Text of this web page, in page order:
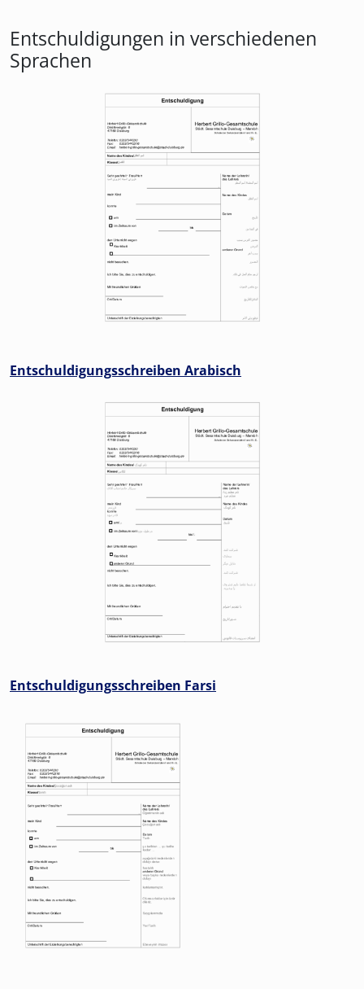
Entschuldigungen in verschiedenen
Sprachen
Entschuldigungsschreiben Arabisch
Entschuldigungsschreiben Farsi